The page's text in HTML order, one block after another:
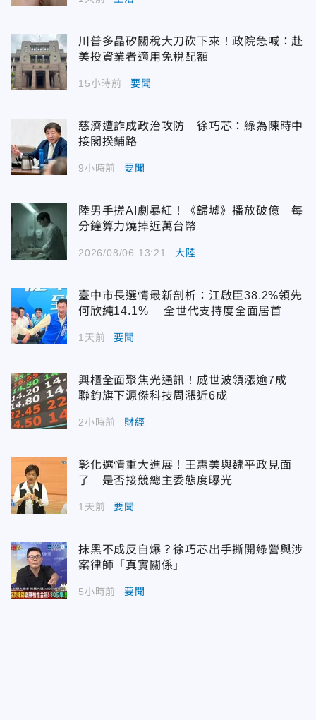
川普多晶矽關稅大刀砍下來！政院急喊：赴
美投資業者適用免稅配額
15小時前 要聞
慈濟遭詐成政治攻防 徐巧芯：綠為陳時中
接閣揆鋪路
9小時前 要聞
陸男手搓AI劇暴紅！《歸墟》播放破億 每
分鐘算力燒掉近萬台幣
2026/08/06 13:21 大陸
臺中市長選情最新剖析：江啟臣38.2%領先
何欣純14.1% 全世代支持度全面居首
1天前 要聞
興櫃全面聚焦光通訊！威世波領漲逾7成
聯鈞旗下源傑科技周漲近6成
2小時前 財經
彰化選情重大進展！王惠美與魏平政見面
了 是否接競總主委態度曝光
1天前 要聞
抹黑不成反自爆？徐巧芯出手撕開綠營與涉
案律師「真實關係」
5小時前 要聞